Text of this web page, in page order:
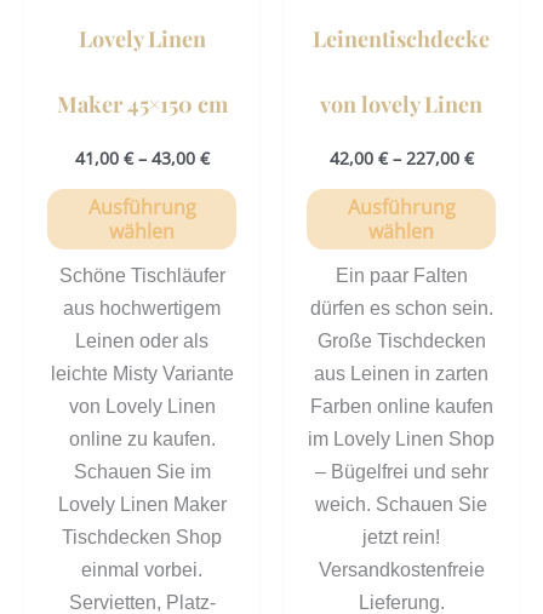
Lovely Linen
Maker 45×150 cm
41,00 €– 43,00 €
Ausführung
wählen
Produktseite
Schöne Tischläufer
aus hochwertigem
Leinen oder als
leichte Misty Variante
von Lovely Linen
online zu kaufen.
Schauen Sie im
Lovely Linen Maker
Tischdecken Shop
einmal vorbei.
Servietten, Platz-
Leinentischdecke
von lovely Linen
42,00 €– 227,00 €
Ausführung
wählen
Ein paar Falten
dürfen es schon sein.
Große Tischdecken
aus Leinen in zarten
Farben online kaufen
im Lovely Linen Shop
– Bügelfrei und sehr
weich. Schauen Sie
jetzt rein!
Versandkostenfreie
Lieferung.